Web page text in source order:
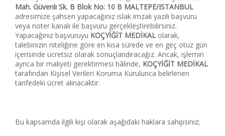
Mah. Güvenlı Sk. B Blok No: 10 B MALTEPE/ISTANBUL
adresimize şahsen yapacağınız ıslak imzalı yazılı başvuru
veya noter kanalı ile başvuru gerçekleştirebilirsiniz.
Yapacağınız başvuruyu KOÇYİĞİT MEDİKAL olarak,
talebinizin niteliğine göre en kısa sürede ve en geç otuz gün
içerisinde ücretsiz olarak sonuçlandıracağız. Ancak, işlemin
ayrıca bir maliyeti gerektirmesi hâlinde, KOÇYİĞİT MEDİKAL
tarafından Kişisel Verileri Koruma Kurulunca belirlenen
tarifedeki ücret alınacaktır.
Bu kapsamda ilgili kişi olarak aşağıdaki haklara sahipsiniz;